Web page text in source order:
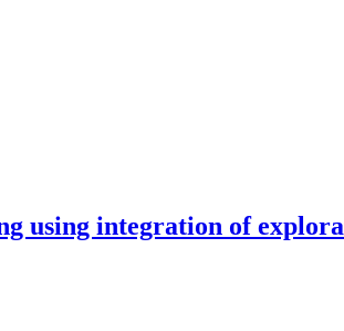
using integration of